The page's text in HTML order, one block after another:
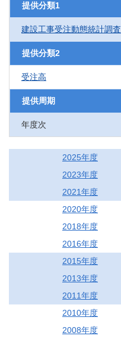
提供分類1
建設工事受注動態統計調査
提供分類2
受注高
提供周期
年度次
2025年度
2023年度
2021年度
2020年度
2018年度
2016年度
2015年度
2013年度
2011年度
2010年度
2008年度